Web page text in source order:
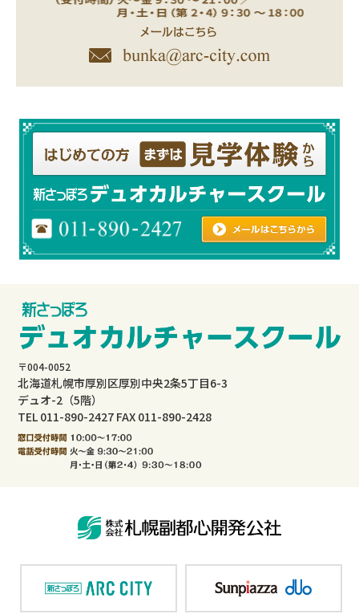
〒004-0052
北海道札幌市厚別区厚別中央2条5丁目6-3
デュオ-2（5階）
TEL 011-890-2427 FAX 011-890-2428